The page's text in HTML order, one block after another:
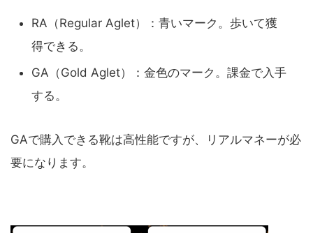
RA（Regular Aglet）：青いマーク。歩いて獲
得できる。
GA（Gold Aglet）：金色のマーク。課金で入手
する。
GAで購入できる靴は高性能ですが、リアルマネーが必
要になります。